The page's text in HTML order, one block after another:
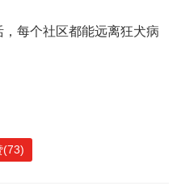
每个社区都能远离狂犬病
(73)